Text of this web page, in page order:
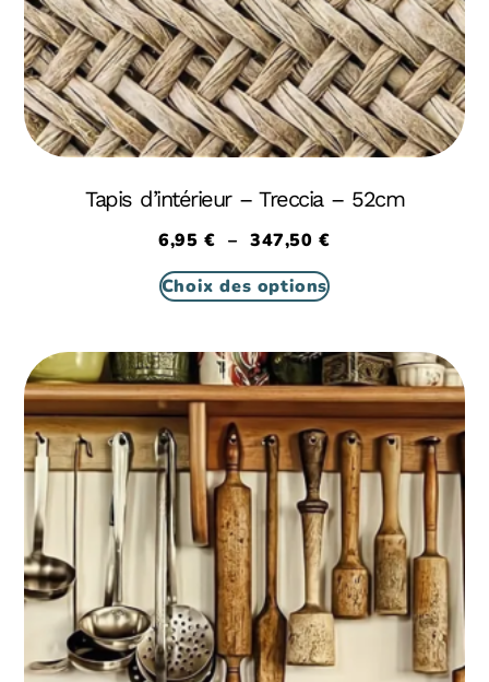
Tapis d’intérieur – Treccia – 52cm
6,95€ – 347,50€
Choix des options